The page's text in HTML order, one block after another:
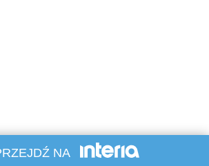
NA